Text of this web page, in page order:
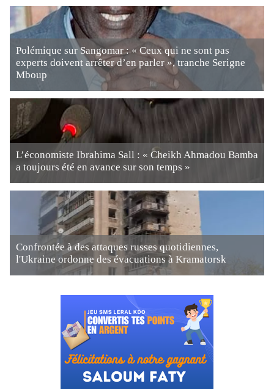
Polémique sur Sangomar : « Ceux qui ne sont pas
experts doivent arrêter d’en parler », tranche Serigne
Mboup
L’économiste Ibrahima Sall : « Cheikh Ahmadou Bamba
a toujours été en avance sur son temps »
Confrontée à des attaques russes quotidiennes,
l'Ukraine ordonne des évacuations à Kramatorsk